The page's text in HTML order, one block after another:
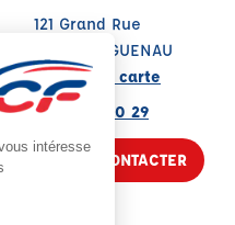
121 Grand Rue
67500 HAGUENAU
Voir sur la carte
03 88 73 30 29
NOUS CONTACTER